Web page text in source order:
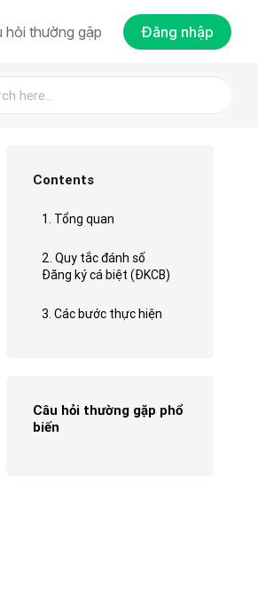
hỏi thường gặp Đăng nhập
Contents
1. Tổng quan
2. Quy tắc đánh số
Đăng ký cá biệt (ĐKCB)
3. Các bước thực hiện
Câu hỏi thường gặp phổ
biến